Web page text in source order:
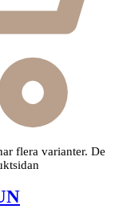
flera varianter. De